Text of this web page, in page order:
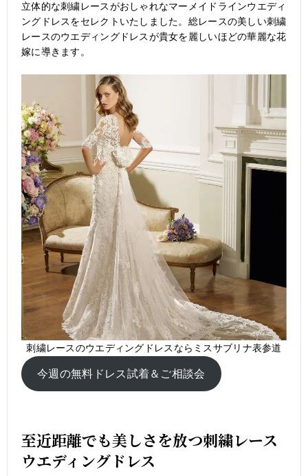
立体的な刺繍レースがおしゃれなマーメイドラインウエディ
ングドレスをセレクトいたしました。総レースの美しい刺繍
レースのウエディングドレスが貴女を麗しいほどの華麗な花
嫁に導きます。
刺繍レースのウエディングドレスならミスサブリナ表参道
今週の無料ドレス試着＆ご相談会
至近距離でも美しさを放つ刺繍レース
ウエディングドレス